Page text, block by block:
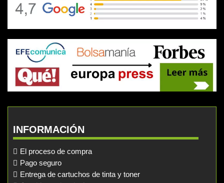
INFORMACIÓN
El proceso de compra
Pago seguro
Entrega de cartuchos de tinta y toner